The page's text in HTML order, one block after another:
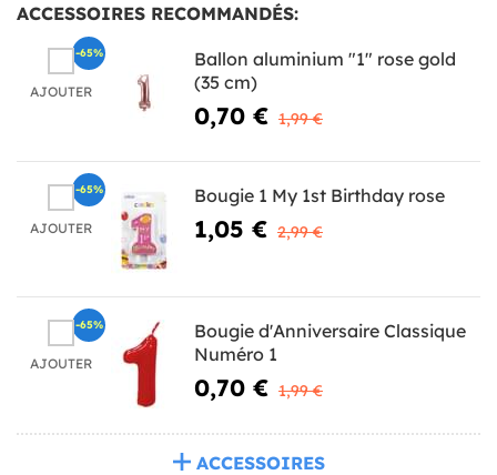
ACCESSOIRES RECOMMANDÉS:
AJOUTER
Ballon aluminium "1" rose gold
(35 cm)
0,70 € 1,99 €
-65%
AJOUTER
Bougie 1 My 1st Birthday rose
1,05 € 2,99 €
-65%
AJOUTER
Bougie d'Anniversaire Classique
Numéro 1
0,70 € 1,99 €
-65%
ACCESSOIRES